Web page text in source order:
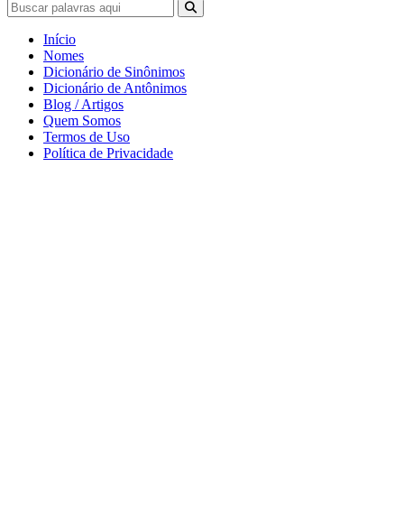
Início
Nomes
Dicionário de Sinônimos
Dicionário de Antônimos
Blog / Artigos
Quem Somos
Termos de Uso
Política de Privacidade